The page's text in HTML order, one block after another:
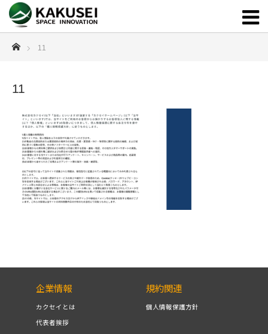
ホーム
11
11
企業情報
カクセイとは
代表者挨拶
規約関連
個人情報保護方針